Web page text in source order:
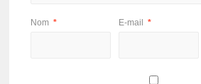
Nom * E-mail *